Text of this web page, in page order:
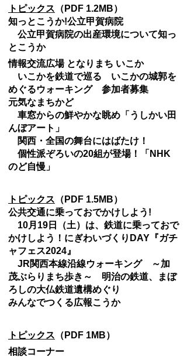
トピックス （PDF 1.2MB）
知っとこうか!公立甲賀病院
公立甲賀病院の出産環境について知っ
とこうか
情報交流広場 となりまち いこか
いこかを鉄道で巡る いこかの城郭を
めぐるウォーキング 参加者募集
元気なまちかど
車窓からの鮮やかな眺め「うしかい田
んぼアート」
関西・全国の舞台にはばたけ！
個性派ぞろいの20組が登場！「NHK
のど自慢」
トピックス （PDF 1.5MB）
公共交通に乗っておでかけしよう!
10月19日（土）は、鉄道に乗っておで
かけしよう！にぎわいづくりDAY『ガチ
ャフェス2024』
JR関西本線沿線ウォーキング ～加
茂ぶらりまち歩き～ 明治の鉄道、まぼ
ろしの大仏鉄道遺構めぐり
みんなでつくる広報こうか
トピックス （PDF 1MB）
相談コーナー